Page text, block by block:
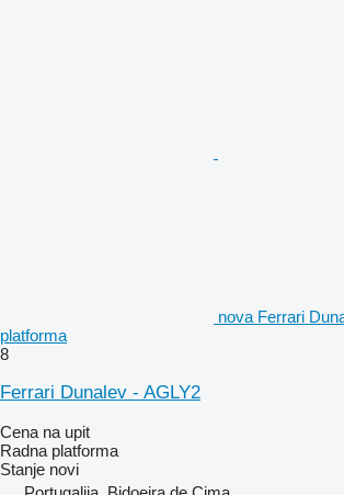
nova Ferrari
platforma
8
Ferrari Dunalev - AGLY2
Cena na upit
Radna platforma
Stanje novi